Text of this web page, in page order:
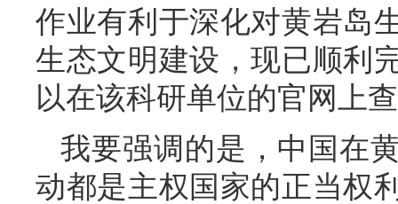
作业有利于深化对黄岩岛
生态文明建设，现已顺利
以在该科研单位的官网上
我要强调的是，中国在
动都是主权国家的正当权